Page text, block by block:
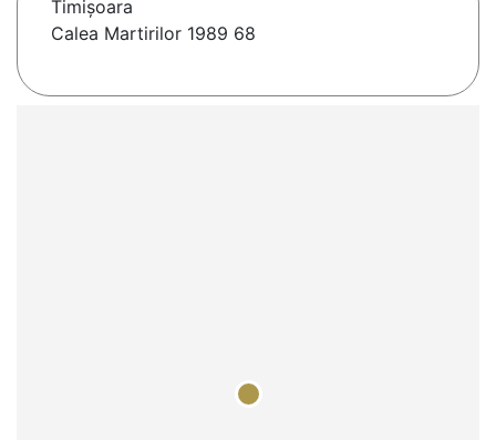
Timişoara
Calea Martirilor 1989 68